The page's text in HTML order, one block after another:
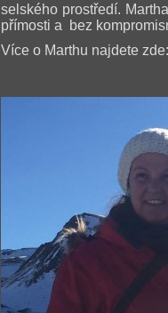
selského prostředí.
přímosti a bez
Více o Marthu najdete